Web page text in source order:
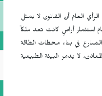
واسعاً، إذ يرى جزء كبير من الرأي العام أن القانون لا يمثل
استثمار أراضٍ كانت تعد ملكاً
في بناء محطات الطاقة
لا يدمر البيئة الطبيعية